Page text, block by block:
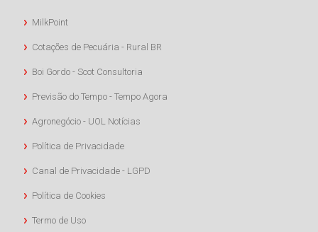
MilkPoint
Cotações de Pecuária - Rural BR
Boi Gordo - Scot Consultoria
Previsão do Tempo - Tempo Agora
Agronegócio - UOL Notícias
Política de Privacidade
Canal de Privacidade - LGPD
Política de Cookies
Termo de Uso